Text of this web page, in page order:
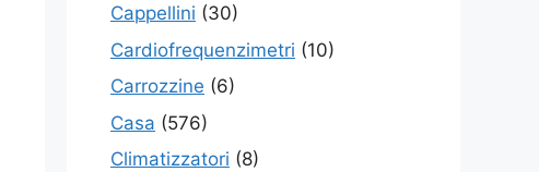
Cappellini (30)
Cardiofrequenzimetri (10)
Carrozzine (6)
Casa (576)
Climatizzatori (8)